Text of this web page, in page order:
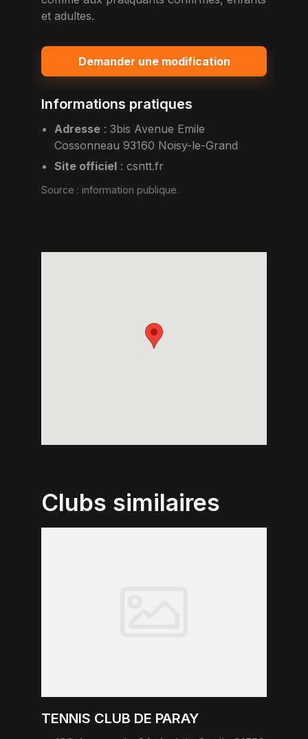
et adultes.
Demander une modification
Informations pratiques
Adresse : 3bis Avenue Emile
Cossonneau 93160 Noisy-le-Grand
Site officiel :csntt.fr
Source : information publique.
Clubs similaires
TENNIS CLUB DE PARAY